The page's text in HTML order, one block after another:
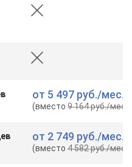
от 5 497 руб./мес.
(вместо9 164 руб./мес.
от 2 749 руб./мес.
(вместо4 582 руб./мес.